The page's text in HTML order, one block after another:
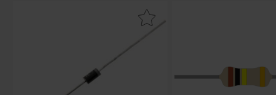
Makera 1N4004 DO-41 400V 1A som favorit
Makera motstånd